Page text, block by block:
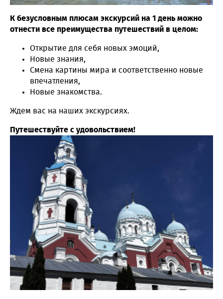
К безусловным плюсам экскурсий на 1 день можно
отнести все преимущества путешествий в целом:
Открытие для себя новых эмоций,
Новые знания,
Смена картины мира и соответственно новые
впечатления,
Новые знакомства.
Ждем вас на наших экскурсиях.
Путешествуйте с удовольствием!